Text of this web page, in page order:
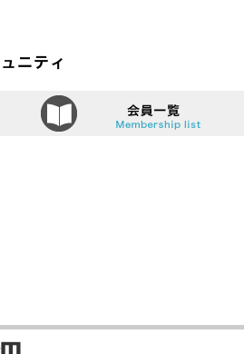
認定特定非営利活動法人（
オールしずおかベストコミュニテ